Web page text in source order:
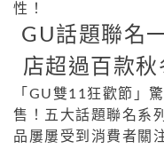
性！
GU話題聯名
店超過百款
「GU雙11狂歡節」
售！五大話題聯名系
品屢屢受到消費者關